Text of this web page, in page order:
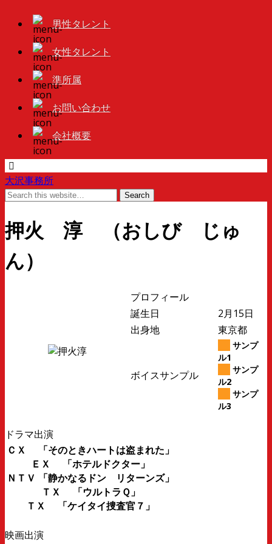
男性タレント
女性タレント
準所属
お問い合わせ
会社概要
大沢事務所
押火 淳 （おしび じゅ
ん）
プロフィール
誕生日
2月15日
出身地
東京都
ボイスサンプル
サンプ
ル1
サンプ
ル2
サンプ
ル3
ドラマ出演
ＣＸ 「そのときハートは盗まれた」
ＥＸ 「ホテルドクター」
ＮＴＶ 「静かなるドン リターンズ」
ＴＸ 「ウルトラＱ」
ＴＸ 「ケイタイ捜査官７」
映画出演